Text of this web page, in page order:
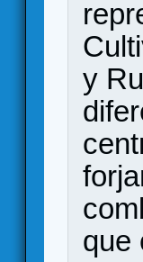
y
que